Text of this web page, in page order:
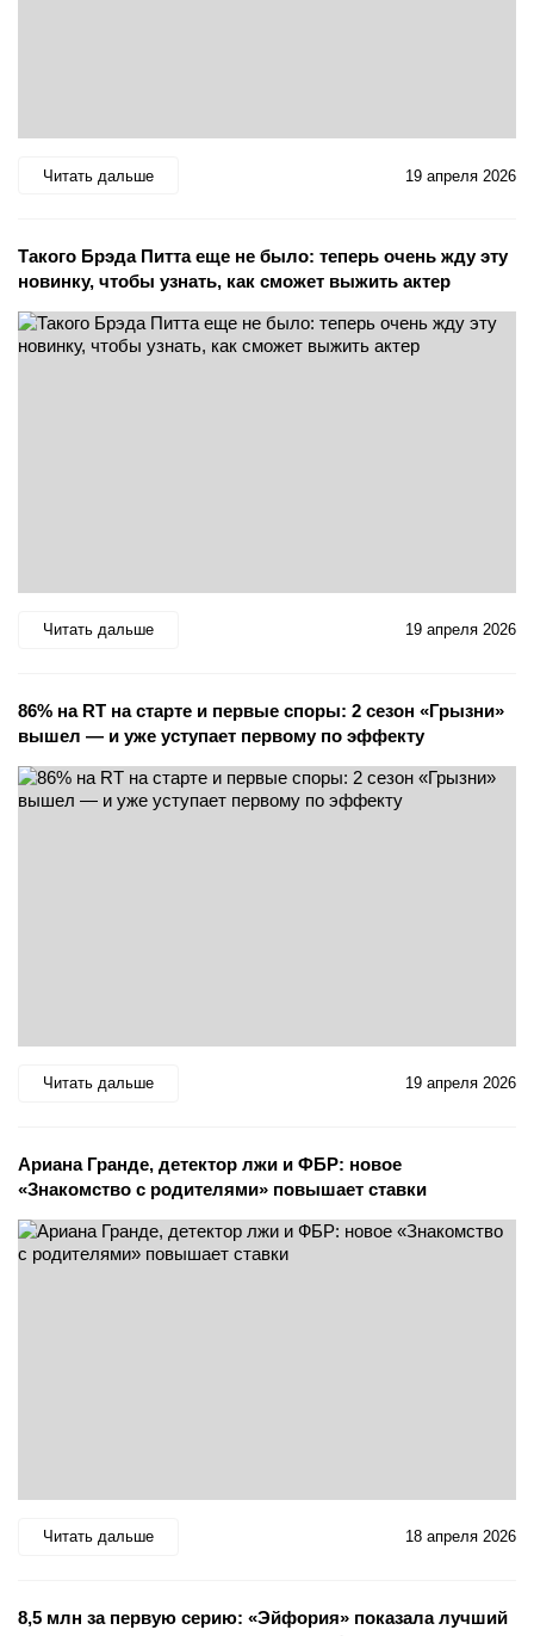
Читать дальше 19 апреля 2026
Такого Брэда Питта еще не было: теперь очень жду эту
новинку, чтобы узнать, как сможет выжить актер
Читать дальше 19 апреля 2026
86% на RT на старте и первые споры: 2 сезон «Грызни»
вышел — и уже уступает первому по эффекту
Читать дальше 19 апреля 2026
Ариана Гранде, детектор лжи и ФБР: новое
«Знакомство с родителями» повышает ставки
Читать дальше 18 апреля 2026
8,5 млн за первую серию: «Эйфория» показала лучший